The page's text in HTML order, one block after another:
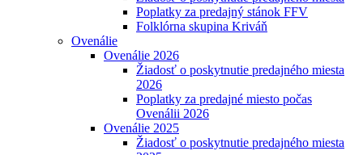
Poplatky za predajný stánok FFV
Folklórna skupina Kriváň
Ovenálie
Ovenálie 2026
Žiadosť o poskytnutie predajného miesta
2026
Poplatky za predajné miesto počas
Ovenálii 2026
Ovenálie 2025
Žiadosť o poskytnutie predajného miesta